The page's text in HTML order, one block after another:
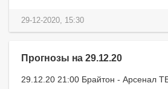
29-12-2020, 15:30
Прогнозы на 29.12.20
29.12.20 21:00 Брайтон - Арсенал